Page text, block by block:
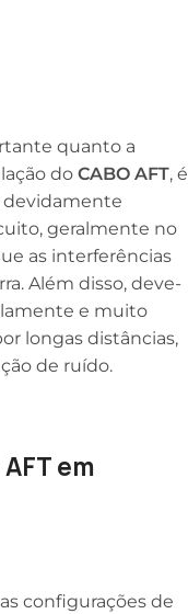
quanto a
do CABO AFT, é
devidamente
geralmente no
as interferências
Além disso, deve-
e muito
longas distâncias,
de ruído.
em
configurações de